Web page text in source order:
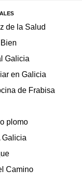
de la Salud
Galicia
en Galicia
de Frabisa
plomo
Galicia
Camino